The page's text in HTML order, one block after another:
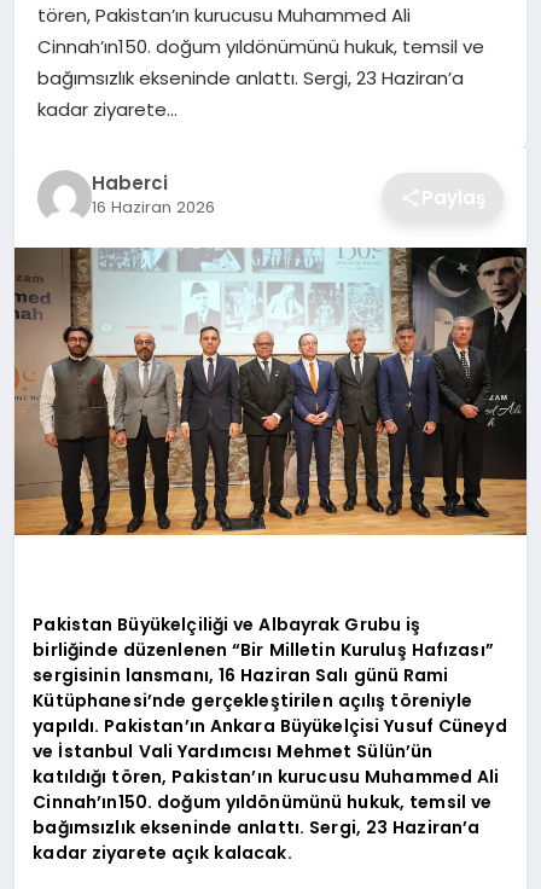
GÜNDEM
tören, Pakistan’ın kurucusu Muhammed Ali
Cinnah’ın150. doğum yıldönümünü hukuk, temsil ve
bağımsızlık ekseninde anlattı. Sergi, 23 Haziran’a
kadar ziyarete…
Haberci
16 Haziran 2026 Paylaş
Pakistan Büyükelçiliği ve Albayrak Grubu iş
birliğinde düzenlenen “Bir Milletin Kuruluş Hafızası”
sergisinin lansmanı, 16 Haziran Salı günü Rami
Kütüphanesi’nde gerçekleştirilen açılış töreniyle
yapıldı. Pakistan’ın Ankara Büyükelçisi Yusuf Cüneyd
ve İstanbul Vali Yardımcısı Mehmet Sülün’ün
katıldığı tören, Pakistan’ın kurucusu Muhammed Ali
Cinnah’ın150. doğum yıldönümünü hukuk, temsil ve
bağımsızlık ekseninde anlattı. Sergi, 23 Haziran’a
kadar ziyarete açık kalacak.